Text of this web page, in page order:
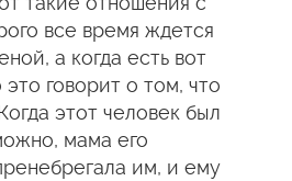
все время ждется
а когда есть вот
говорит о том, что
этот человек был
мама его
им, и ему